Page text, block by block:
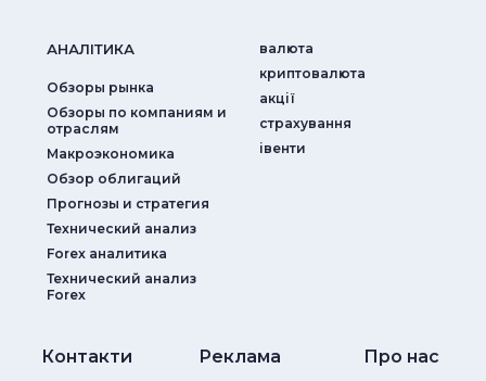
АНАЛIТИКА
Обзоры рынка
Обзоры по компаниям и
отраслям
Макроэкономика
Обзор облигаций
Прогнозы и стратегия
Технический анализ
Forex аналитика
Технический анализ
Forex
валюта
криптовалюта
акції
страхування
iвенти
Контакти Реклама Про нас